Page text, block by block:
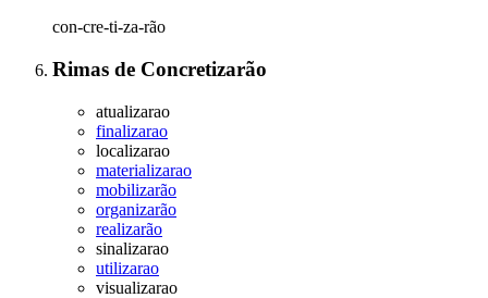
con-cre-ti-za-rão
Rimas de Concretizarão
atualizarao
finalizarao
localizarao
materializarao
mobilizarão
organizarão
realizarão
sinalizarao
utilizarao
visualizarao